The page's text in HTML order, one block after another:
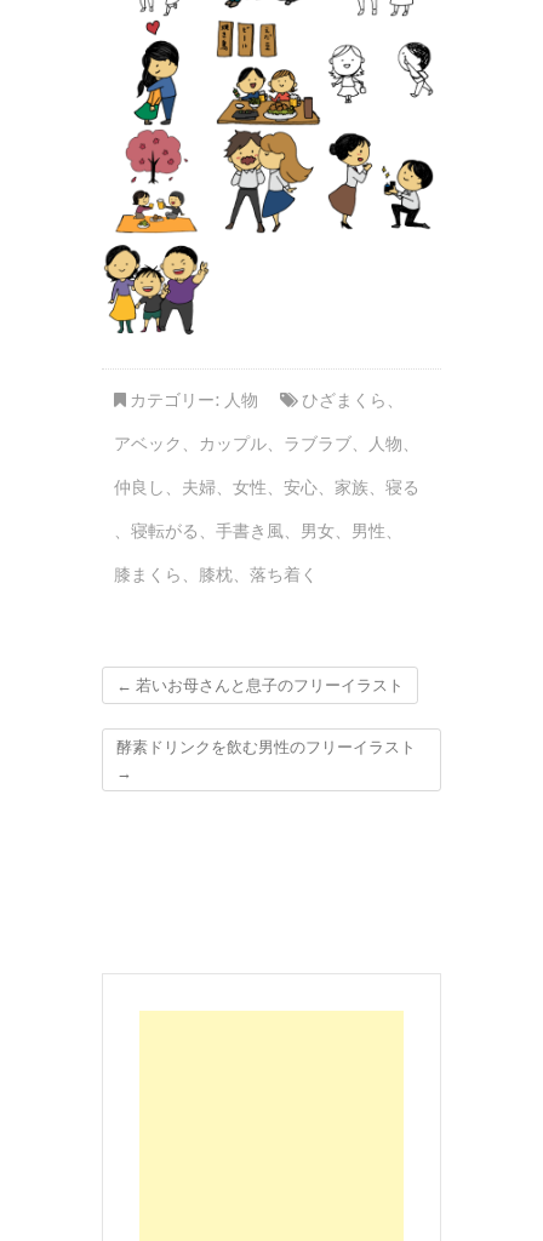
カテゴリー: 人物 ひざまくら 、
アベック 、 カップル、 ラブラブ、 人物、
仲良し 、 夫婦、 女性、 安心、 家族、 寝る
、 寝転がる 、 手書き風、 男女、 男性、
膝まくら 、 膝枕、 落ち着く
← 若いお母さんと息子のフリーイラスト
酵素ドリンクを飲む男性のフリーイラスト
→